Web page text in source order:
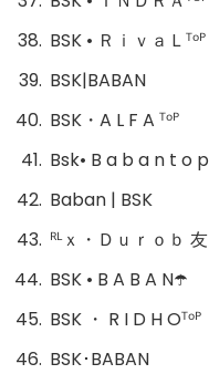
BSK • ＲｉｖａＬᵀᵒᴾ
BSKㅤ|ㅤBABAN
BSK・A L F A ᵀᵒᴾ
Bsk• B a b a n t o p
Baban | BSK
ᴿᴸｘ・Ｄｕｒｏｂ 友
BSK • B A B A N☂️
BSK ・ R I D H Oᵀᵒᴾ
BSK･BABAN